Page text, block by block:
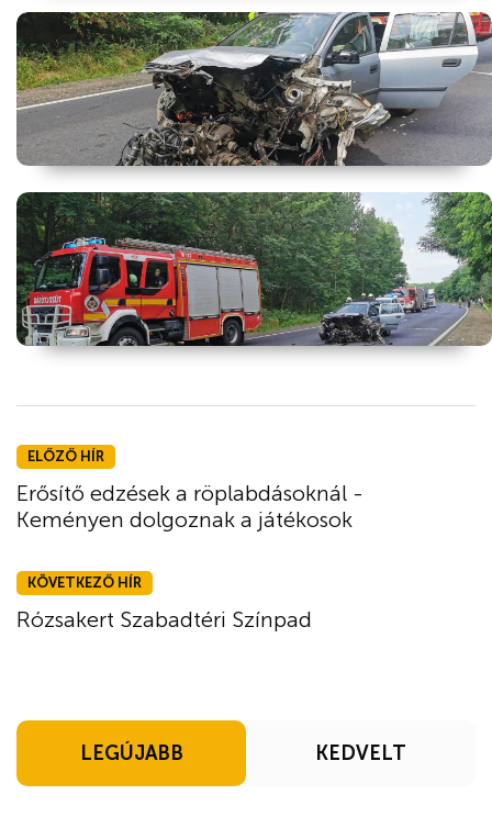
ELŐZŐ HÍR
Erősítő edzések a röplabdásoknál -
Keményen dolgoznak a játékosok
KÖVETKEZŐ HÍR
Rózsakert Szabadtéri Színpad
LEGÚJABB KEDVELT